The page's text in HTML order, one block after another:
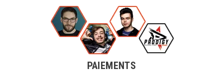
PAIEMENTS